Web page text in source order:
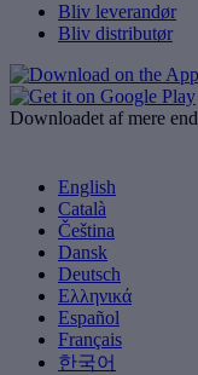
Bliv leverandør
Bliv distributør
Downloadet af mere end
English
Català
Čeština
Dansk
Deutsch
Ελληνικά
Español
Français
한국어